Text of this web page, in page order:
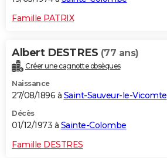
Famille PATRIX
Albert DESTRES (77 ans)
Créer une cagnotte obsèques
Naissance
27/08/1896 à Saint-Sauveur-le-Vicomte
Décès
01/12/1973 à Sainte-Colombe
Famille DESTRES